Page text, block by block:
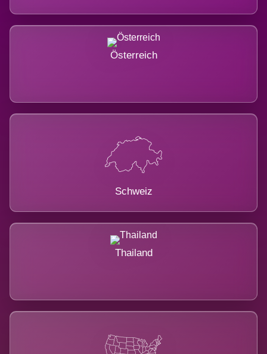
Österreich
Schweiz
Thailand